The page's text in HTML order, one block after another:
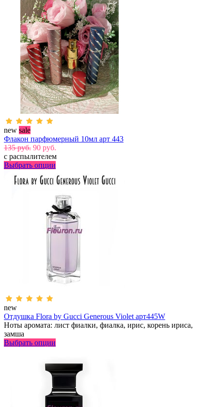
new sale
Флакон парфюмерный 10мл арт 443
135 руб. 90 руб.
с распылителем
Выбрать опции
new
Отдушка Flora by Gucci Generous Violet арт445W
Ноты аромата: лист фиалки, фиалка, ирис, корень ириса,
замша
Выбрать опции